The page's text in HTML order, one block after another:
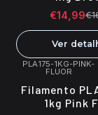
€14,99
Ver
-12%DESCONTO
PLA175-1KG-PINK-
FLUOR
Filamento
1kg Pink